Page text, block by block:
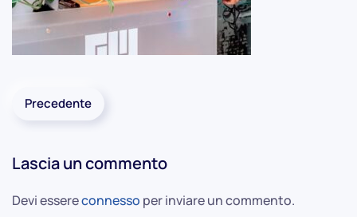
Precedente
Lascia un commento
Devi essereconnesso per inviare un commento.